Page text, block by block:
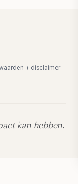
+ disclaimer
kan hebben.